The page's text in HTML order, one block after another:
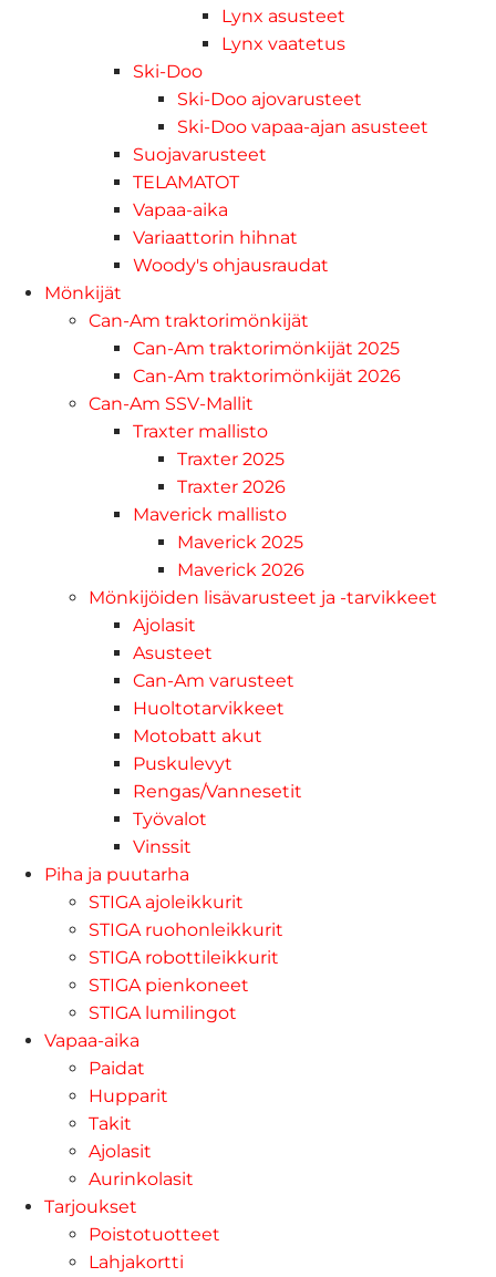
Lynx asusteet
Lynx vaatetus
Ski-Doo
Ski-Doo ajovarusteet
Ski-Doo vapaa-ajan asusteet
Suojavarusteet
TELAMATOT
Vapaa-aika
Variaattorin hihnat
Woody's ohjausraudat
Mönkijät
Can-Am traktorimönkijät
Can-Am traktorimönkijät 2025
Can-Am traktorimönkijät 2026
Can-Am SSV-Mallit
Traxter mallisto
Traxter 2025
Traxter 2026
Maverick mallisto
Maverick 2025
Maverick 2026
Mönkijöiden lisävarusteet ja -tarvikkeet
Ajolasit
Asusteet
Can-Am varusteet
Huoltotarvikkeet
Motobatt akut
Puskulevyt
Rengas/Vannesetit
Työvalot
Vinssit
Piha ja puutarha
STIGA ajoleikkurit
STIGA ruohonleikkurit
STIGA robottileikkurit
STIGA pienkoneet
STIGA lumilingot
Vapaa-aika
Paidat
Hupparit
Takit
Ajolasit
Aurinkolasit
Tarjoukset
Poistotuotteet
Lahjakortti